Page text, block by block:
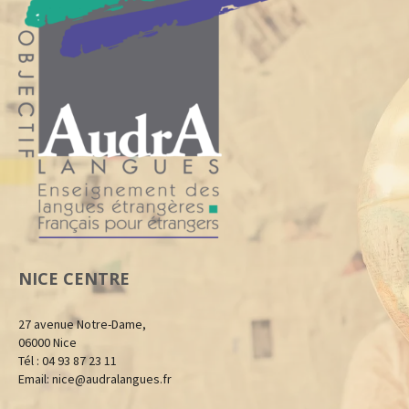
NICE CENTRE
27 avenue Notre-Dame,
06000 Nice
Tél : 04 93 87 23 11
Email: nice@audralangues.fr